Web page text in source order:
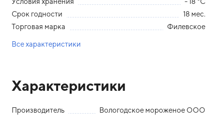
Срок годности
18 мес.
Торговая марка
Филевское
Все характеристики
Характеристики
Производитель
Вологодское мороженое ООО